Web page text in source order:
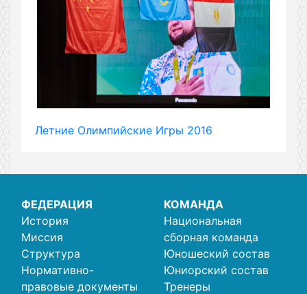
Летние Олимпийские Игры 2016
ФЕДЕРАЦИЯ
История
Миссия
Структура
Нормативно-
правовые документы
КОМАНДА
Национальная
сборная команда
Юношеский состав
Юниорский состав
Тренеры